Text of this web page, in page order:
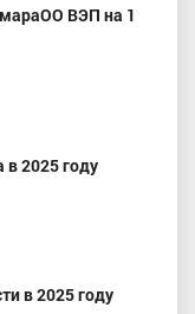
ВЭП на 1
в 2025 году
в 2025 году